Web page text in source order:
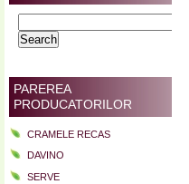
for:
PAREREA
PRODUCATORILOR
CRAMELE RECAS
DAVINO
SERVE